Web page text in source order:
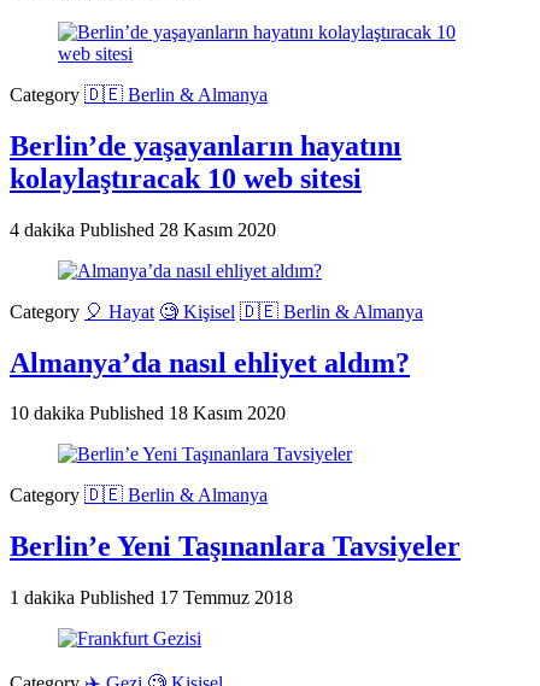
Category 🇩🇪 Berlin & Almanya
Berlin’de yaşayanların hayatını
kolaylaştıracak 10 web sitesi
4 dakika Published 28 Kasım 2020
Category 🎈 Hayat 🧐 Kişisel 🇩🇪 Berlin & Almanya
Almanya’da nasıl ehliyet aldım?
10 dakika Published 18 Kasım 2020
Category 🇩🇪 Berlin & Almanya
Berlin’e Yeni Taşınanlara Tavsiyeler
1 dakika Published 17 Temmuz 2018